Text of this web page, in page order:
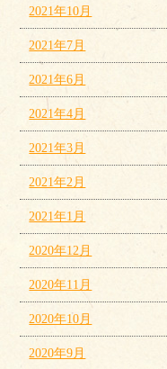
2021年10月
2021年7月
2021年6月
2021年4月
2021年3月
2021年2月
2021年1月
2020年12月
2020年11月
2020年10月
2020年9月